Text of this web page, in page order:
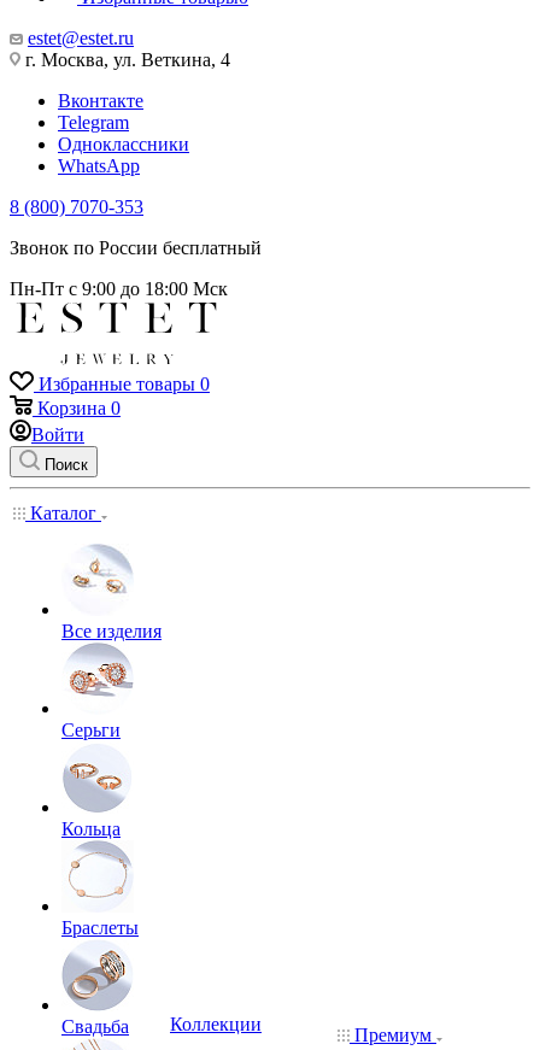
estet@estet.ru
г. Москва, ул. Веткина, 4
Вконтакте
Telegram
Одноклассники
WhatsApp
8 (800) 7070-353
Звонок по России бесплатный
Пн-Пт с 9:00 до 18:00 Мск
Избранные товары 0
Корзина 0
Войти
Поиск
Каталог
Все изделия
Серьги
Кольца
Браслеты
Свадьба
Коллекции
Премиум